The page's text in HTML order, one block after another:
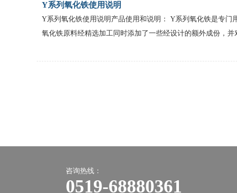
Y系列氧化铁使用说明
Y系列氧化铁使用说明产品使用和说明： Y系列氧化铁是专
氧化铁原料经精选加工同时添加了一些经设计的额外成份，
咨询热线：
0519-68880361